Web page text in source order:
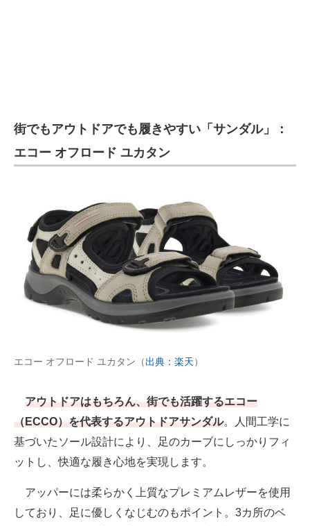
街でもアウトドアでも履きやすい「サンダル」：
エコー オフロード ユカタン
エコー オフロード ユカタン（出典：楽天）
アウトドアはもちろん、街でも活躍するエコー
（ECCO）を代表するアウトドアサンダル。人間工学に
基づいたソール設計により、足のカーブにしっかりフィ
ットし、快適な履き心地を実現します。
アッパーには柔らかく上質なプレミアムレザーを使用
しており、足に優しくなじむのもポイント。3カ所のベ